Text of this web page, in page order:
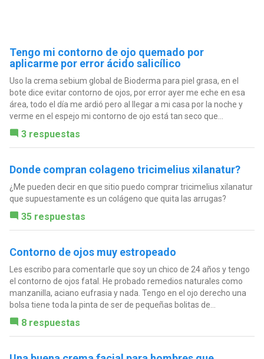
Tengo mi contorno de ojo quemado por
aplicarme por error ácido salicílico
Uso la crema sebium global de Bioderma para piel grasa, en el
bote dice evitar contorno de ojos, por error ayer me eche en esa
área, todo el día me ardió pero al llegar a mi casa por la noche y
verme en el espejo mi contorno de ojo está tan seco que...
3 respuestas
Donde compran colageno tricimelius xilanatur?
¿Me pueden decir en que sitio puedo comprar tricimelius xilanatur
que supuestamente es un colágeno que quita las arrugas?
35 respuestas
Contorno de ojos muy estropeado
Les escribo para comentarle que soy un chico de 24 años y tengo
el contorno de ojos fatal. He probado remedios naturales como
manzanilla, aciano eufrasia y nada. Tengo en el ojo derecho una
bolsa tiene toda la pinta de ser de pequeñas bolitas de...
8 respuestas